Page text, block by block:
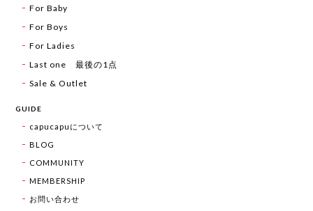
For Baby
For Boys
For Ladies
Last one 最後の1点
Sale & Outlet
GUIDE
capucapuについて
BLOG
COMMUNITY
MEMBERSHIP
お問い合わせ